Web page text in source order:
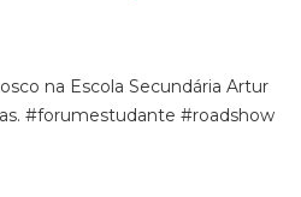
na Escola Secundária Artur
#forumestudante #roadshow